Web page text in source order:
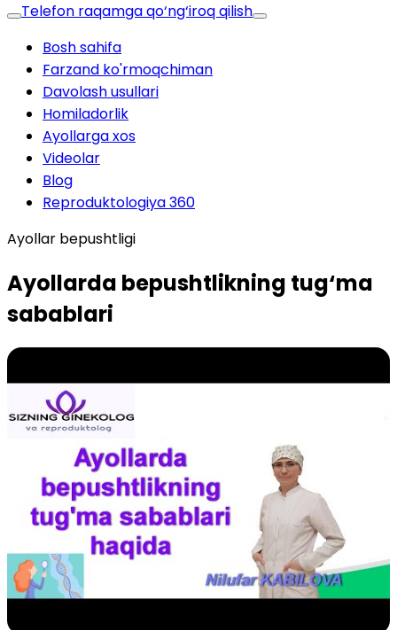
Telefon raqamga qo‘ng‘iroq qilish
Bosh sahifa
Farzand ko'rmoqchiman
Davolash usullari
Homiladorlik
Ayollarga xos
Videolar
Blog
Reproduktologiya 360
Ayollar bepushtligi
Ayollarda bepushtlikning tug‘ma
sabablari